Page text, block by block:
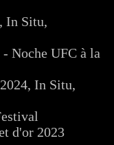
In Situ,
Noche UFC à la
In Situ,
d'or 2023